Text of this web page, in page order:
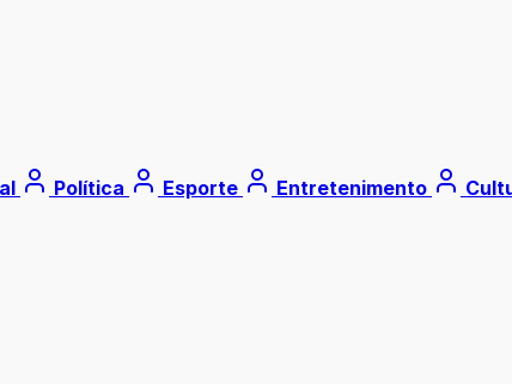
Política Esporte Entretenimento